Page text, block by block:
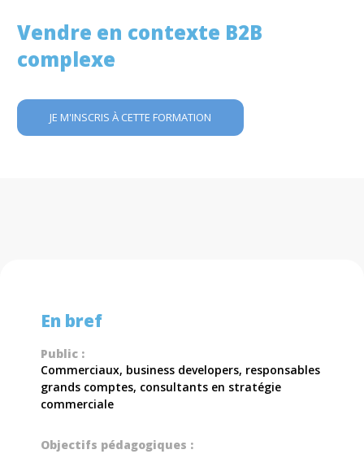
Vendre en contexte B2B
complexe
JE M'INSCRIS À CETTE FORMATION
En bref
Public :
Commerciaux, business developers, responsables
grands comptes, consultants en stratégie
commerciale
Objectifs pédagogiques :